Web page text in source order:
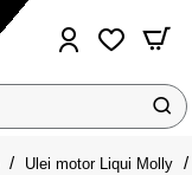
Ulei motor Liqui Molly